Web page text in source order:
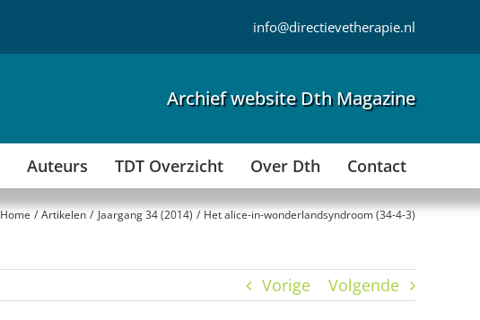
info@directievetherapie.nl
Archief website Dth Magazine
Auteurs TDT Overzicht Over Dth Contact
Home Artikelen Jaargang 34 (2014) Het alice-in-wonderlandsyndroom (34-4-3)
Vorige Volgende